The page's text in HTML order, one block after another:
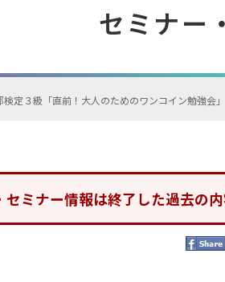
セミナー
検定３級「直前！大人のためのワンコイン勉強会
セミナー情報は終了した過去の